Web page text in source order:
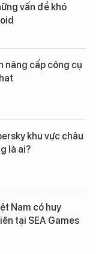
vấn đề khó
nâng cấp công cụ
khu vực châu
là ai?
Nam có huy
tại SEA Games